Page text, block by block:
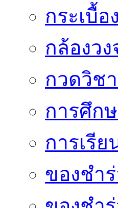
กระเบื้อ
กล้องว
กวดวิช
การศึก
การเรีย
ของชำ